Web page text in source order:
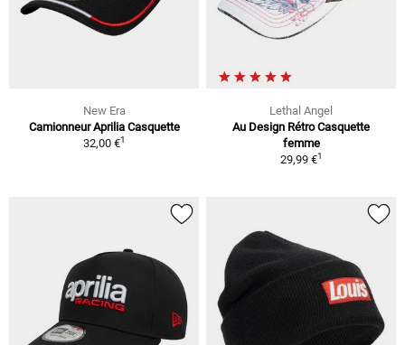
New Era
Camionneur Aprilia Casquette
32,00 €1
Lethal Angel
Au Design Rétro Casquette
femme
29,99 €1